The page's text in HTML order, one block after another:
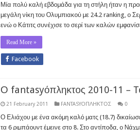
Μία πολύ καλή εβδομάδα για τη στήλη ήταν η
μεγάλη νίκη του Ολυμπιακού με 24.2 ranking, ο
ενώ ο Κάτιτς συνέχισε το σερί των καλών
Read More »
Facebook
Ο fantasyόπληκτος 2010-11 –
21 February 2011 FANTASYΟΠΛΗΚΤΟΣ 0
Ο Ελιάχου με ένα ακόμη καλό ματς (18.7)
τα 6 ριμπάουντ έμεινε στο 8. Στο αντίποδα, ο